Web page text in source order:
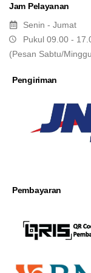
Jam Pelayanan
Senin - Jumat
Pukul 09.00 -
(Pesan Sabtu/
Pengiriman
Pembayaran